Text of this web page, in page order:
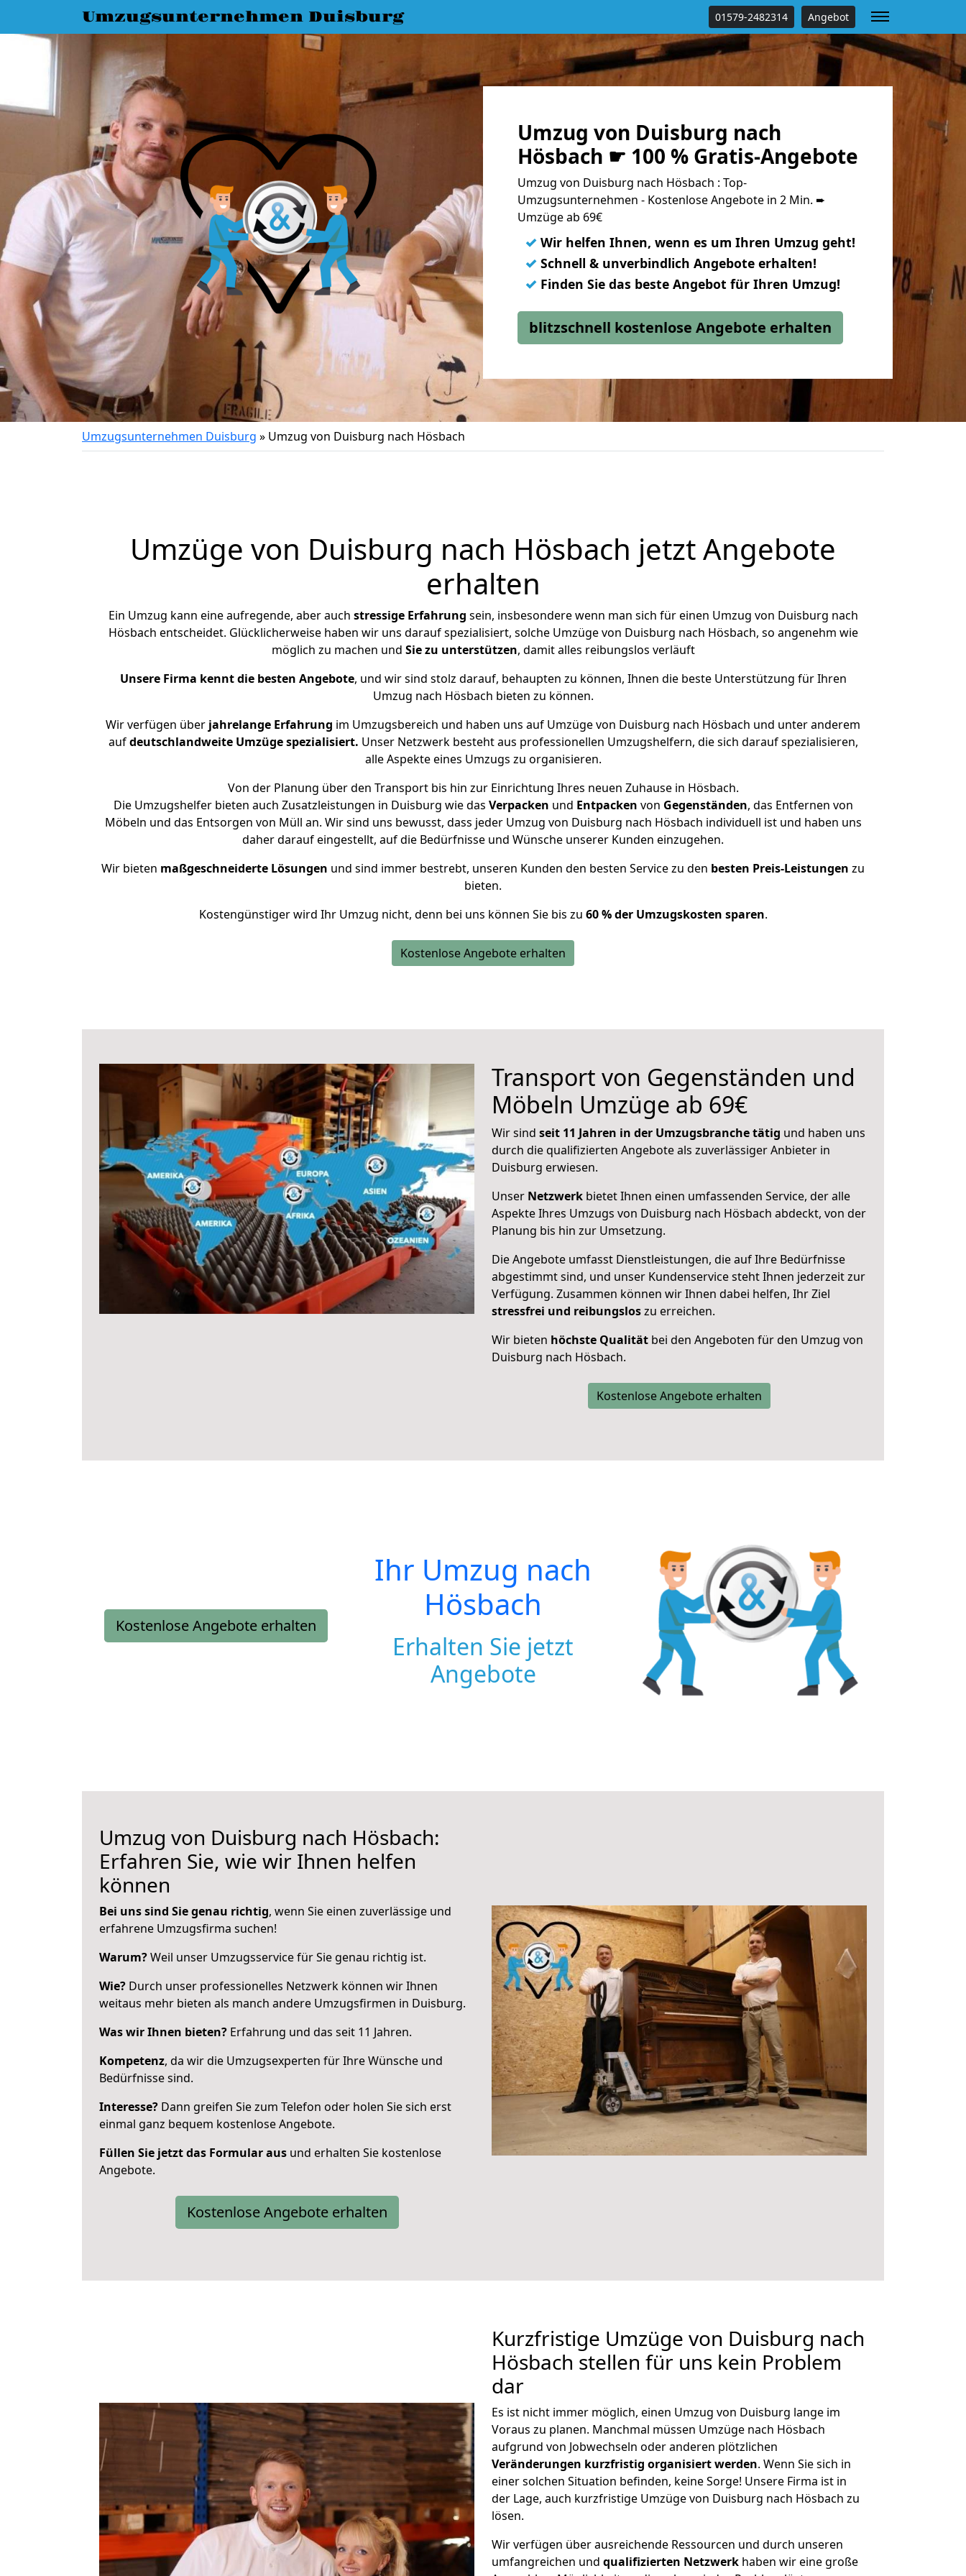
Umzugsunternehmen Duisburg 01579-2482314 Angebot
Umzug von Duisburg nach
Hösbach ☛ 100 % Gratis-Angebote
Umzug von Duisburg nach Hösbach : Top-
Umzugsunternehmen - Kostenlose Angebote in 2 Min. ➨
Umzüge ab 69€
✓ Wir helfen Ihnen, wenn es um Ihren Umzug geht!
✓ Schnell & unverbindlich Angebote erhalten!
✓ Finden Sie das beste Angebot für Ihren Umzug!
blitzschnell kostenlose Angebote erhalten
Umzugsunternehmen Duisburg » Umzug von Duisburg nach Hösbach
Umzüge von Duisburg nach Hösbach jetzt Angebote
erhalten
Ein Umzug kann eine aufregende, aber auch stressige Erfahrung sein, insbesondere wenn man sich für einen Umzug von Duisburg nach
Hösbach entscheidet. Glücklicherweise haben wir uns darauf spezialisiert, solche Umzüge von Duisburg nach Hösbach, so angenehm wie
möglich zu machen und Sie zu unterstützen, damit alles reibungslos verläuft
Unsere Firma kennt die besten Angebote, und wir sind stolz darauf, behaupten zu können, Ihnen die beste Unterstützung für Ihren
Umzug nach Hösbach bieten zu können.
Wir verfügen über jahrelange Erfahrung im Umzugsbereich und haben uns auf Umzüge von Duisburg nach Hösbach und unter anderem
aufdeutschlandweite Umzüge spezialisiert. Unser Netzwerk besteht aus professionellen Umzugshelfern, die sich darauf spezialisieren,
alle Aspekte eines Umzugs zu organisieren.
Von der Planung über den Transport bis hin zur Einrichtung Ihres neuen Zuhause in Hösbach.
Die Umzugshelfer bieten auch Zusatzleistungen in Duisburg wie das Verpacken und Entpacken von Gegenständen, das Entfernen von
Möbeln und das Entsorgen von Müll an. Wir sind uns bewusst, dass jeder Umzug von Duisburg nach Hösbach individuell ist und haben uns
daher darauf eingestellt, auf die Bedürfnisse und Wünsche unserer Kunden einzugehen.
Wir bieten maßgeschneiderte Lösungen und sind immer bestrebt, unseren Kunden den besten Service zu den besten Preis-Leistungen zu
bieten.
Kostengünstiger wird Ihr Umzug nicht, denn bei uns können Sie bis zu 60 % der Umzugskosten sparen.
Kostenlose Angebote erhalten
Transport von Gegenständen und
Möbeln Umzüge ab 69€
Wir sind seit 11 Jahren in der Umzugsbranche tätig und haben uns
durch die qualifizierten Angebote als zuverlässiger Anbieter in
Duisburg erwiesen.
Unser Netzwerk bietet Ihnen einen umfassenden Service, der alle
Aspekte Ihres Umzugs von Duisburg nach Hösbach abdeckt, von der
Planung bis hin zur Umsetzung.
Die Angebote umfasst Dienstleistungen, die auf Ihre Bedürfnisse
abgestimmt sind, und unser Kundenservice steht Ihnen jederzeit zur
Verfügung. Zusammen können wir Ihnen dabei helfen, Ihr Ziel
stressfrei und reibungsloszu erreichen.
Wir bieten höchste Qualität bei den Angeboten für den Umzug von
Duisburg nach Hösbach.
Kostenlose Angebote erhalten
Kostenlose Angebote erhalten
Ihr Umzug nach
Hösbach
Erhalten Sie jetzt
Angebote
Umzug von Duisburg nach Hösbach:
Erfahren Sie, wie wir Ihnen helfen
können
Bei uns sind Sie genau richtig, wenn Sie einen zuverlässige und
erfahrene Umzugsfirma suchen!
Warum?Weil unser Umzugsservice für Sie genau richtig ist.
Wie? Durch unser professionelles Netzwerk können wir Ihnen
weitaus mehr bieten als manch andere Umzugsfirmen in Duisburg.
Was wir Ihnen bieten? Erfahrung und das seit 11 Jahren.
Kompetenz, da wir die Umzugsexperten für Ihre Wünsche und
Bedürfnisse sind.
Interesse? Dann greifen Sie zum Telefon oder holen Sie sich erst
einmal ganz bequem kostenlose Angebote.
Füllen Sie jetzt das Formular aus und erhalten Sie kostenlose
Angebote.
Kostenlose Angebote erhalten
Kurzfristige Umzüge von Duisburg nach
Hösbach stellen für uns kein Problem
dar
Es ist nicht immer möglich, einen Umzug von Duisburg lange im
Voraus zu planen. Manchmal müssen Umzüge nach Hösbach
aufgrund von Jobwechseln oder anderen plötzlichen
Veränderungen kurzfristig organisiert werden. Wenn Sie sich in
einer solchen Situation befinden, keine Sorge! Unsere Firma ist in
der Lage, auch kurzfristige Umzüge von Duisburg nach Hösbach zu
lösen.
Wir verfügen über ausreichende Ressourcen und durch unseren
umfangreichen und qualifizierten Netzwerk haben wir eine große